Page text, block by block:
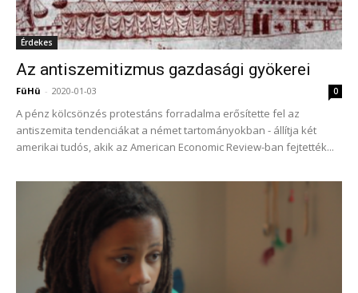
Érdekes
Az antiszemitizmus gazdasági gyökerei
FüHü - 2020-01-03 0
A pénz kölcsönzés protestáns forradalma erősítette fel az
antiszemita tendenciákat a német tartományokban - állítja két
amerikai tudós, akik az American Economic Review-ban fejtették...